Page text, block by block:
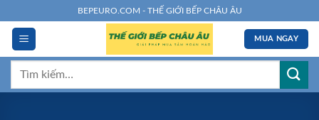
đến
dung
BEPEURO.COM - THẾ GIỚI BẾP CHÂU ÂU
MUA NGAY
Tìm